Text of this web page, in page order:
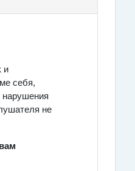
и
себя,
нарушения
не